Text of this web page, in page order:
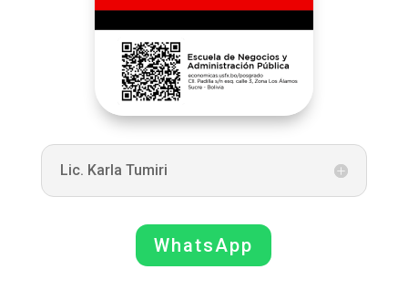
Lic. Karla Tumiri
WhatsApp